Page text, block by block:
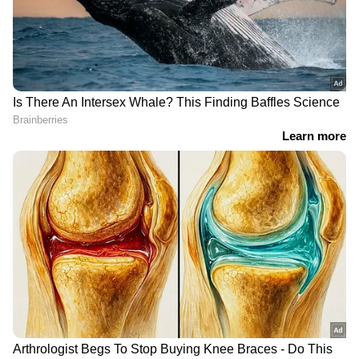
ആർട്ടിസ്റ്റാണ് ഞാൻ';
ദുരനുഭവം പങ്കുവച്ച്
അഞ്ജു അരവിന്ദ്
വിമർശിച്ച കിച്ചുവിനെതിരെ
ശാരിക
11 വരെ മരുന്നുകള്‍, ഒരു
ബാഗ് നിറയെ
മരുന്നുമായാണ് ഷൂട്ടിന്
പോകുന്നത്'; രോഗാവസ്ഥ
പറഞ്ഞ് നടന്‍ കിഷോര്‍
പീതാംബരന്‍
ട്രഡീഷണൽ ഹിന്ദു
വധുവായി ബിന്നി, വിജയ്
ദേവരക്കൊണ്ട സ്റ്റൈലിൽ
നൂബിൻ; വീഡിയോ
വൈറൽ